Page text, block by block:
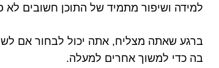
למידה ושיפור מתמיד של התוכן חשובים לא
ברגע שאתה מצליח, אתה יכול לבחור אם
בה כדי למשוך אחרים למעלה.